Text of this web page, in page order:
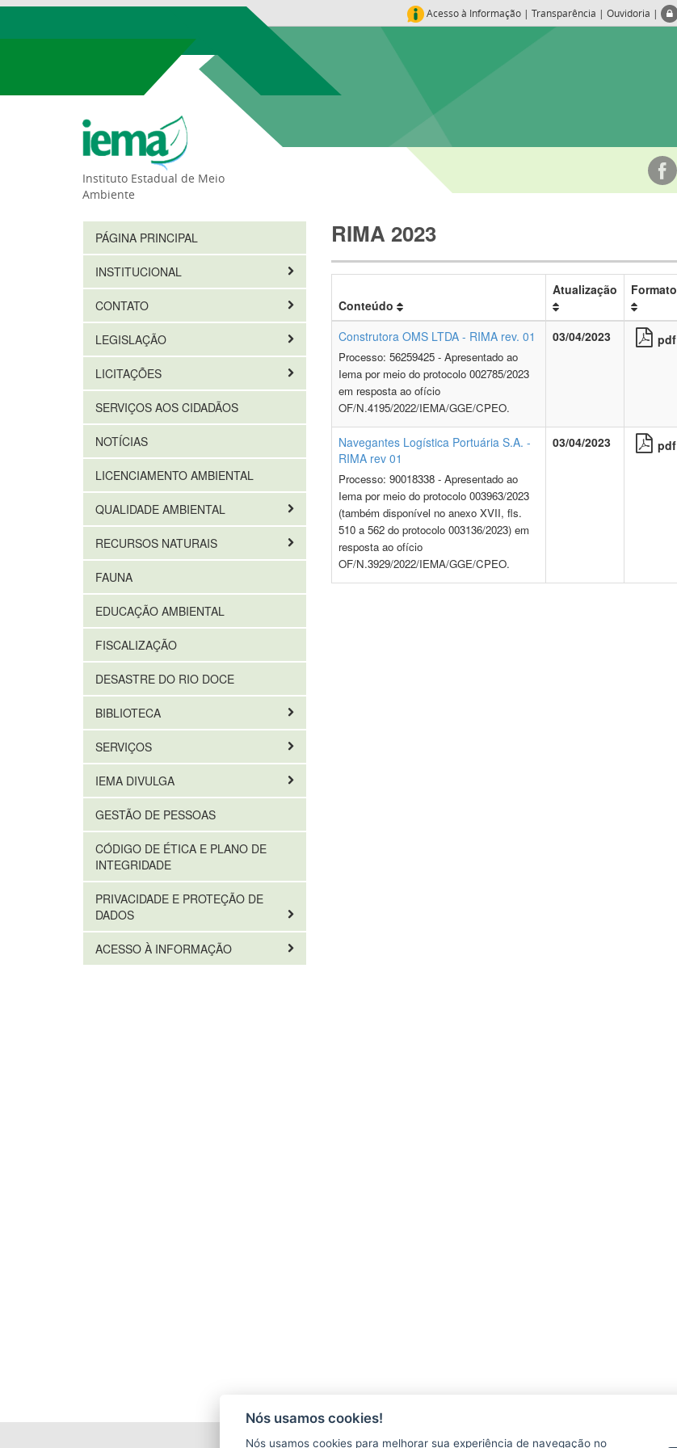
Acesso à Informação | Transparência | Ouvidoria |
Instituto Estadual de Meio
Ambiente
PÁGINA PRINCIPAL
INSTITUCIONAL
CONTATO
LEGISLAÇÃO
LICITAÇÕES
SERVIÇOS AOS CIDADÃOS
NOTÍCIAS
LICENCIAMENTO AMBIENTAL
QUALIDADE AMBIENTAL
RECURSOS NATURAIS
FAUNA
EDUCAÇÃO AMBIENTAL
FISCALIZAÇÃO
DESASTRE DO RIO DOCE
BIBLIOTECA
SERVIÇOS
IEMA DIVULGA
GESTÃO DE PESSOAS
CÓDIGO DE ÉTICA E PLANO DE
INTEGRIDADE
PRIVACIDADE E PROTEÇÃO DE
DADOS
ACESSO À INFORMAÇÃO
RIMA 2023
Conteúdo
Atualização Formato
Construtora OMS LTDA - RIMA rev. 01
Processo: 56259425 - Apresentado ao
Iema por meio do protocolo 002785/2023
em resposta ao ofício
OF/N.4195/2022/IEMA/GGE/CPEO.
03/04/2023 pdf
Navegantes Logística Portuária S.A. -
RIMA rev 01
Processo: 90018338 - Apresentado ao
Iema por meio do protocolo 003963/2023
(também disponível no anexo XVII, fls.
510 a 562 do protocolo 003136/2023) em
resposta ao ofício
OF/N.3929/2022/IEMA/GGE/CPEO.
03/04/2023 pdf
Nós usamos cookies!
Nós usamos cookies para melhorar sua experiência de navegação no